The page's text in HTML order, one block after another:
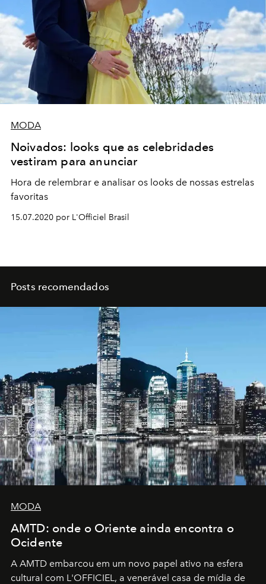
MODA
Noivados: looks que as celebridades
vestiram para anunciar
Hora de relembrar e analisar os looks de nossas estrelas
favoritas
15.07.2020 por L'Officiel Brasil
Posts recomendados
MODA
AMTD: onde o Oriente ainda encontra o
Ocidente
A AMTD embarcou em um novo papel ativo na esfera
cultural com L'OFFICIEL, a venerável casa de mídia de